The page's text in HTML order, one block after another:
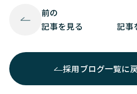
前の
記事を見る
採用ブログ一覧に
記事